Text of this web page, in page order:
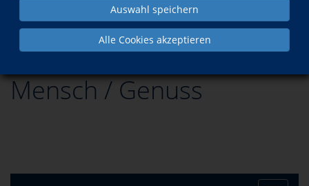
Auswahl speichern
Alle Cookies akzeptieren
Gesellschaft Mensch / Genuss
Mensch / Genuss